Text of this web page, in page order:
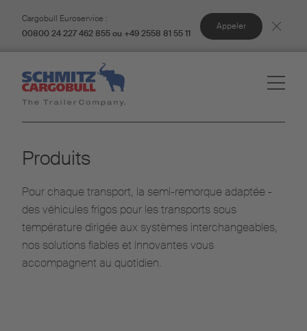
Cargobull Euroservice :
00800 24 227 462 855 ou +49 2558 81 55 11
Appeler
Produits
Pour chaque transport, la semi-remorque adaptée -
des véhicules frigos pour les transports sous
température dirigée aux systèmes interchangeables,
nos solutions fiables et innovantes vous
accompagnent au quotidien.